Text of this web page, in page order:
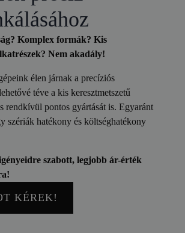
Komplex formák? Kis
Nem akadály!
élen járnak a precíziós
téve a kis keresztmetszetű
rendkívül pontos gyártását is. Egyaránt
szériák hatékony és költséghatékony
szabott, legjobb ár-érték
KÉREK!